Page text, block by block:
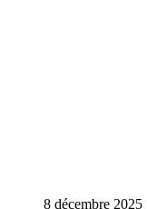
8 décembre 2025